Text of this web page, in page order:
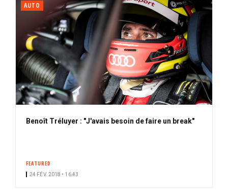
AUTO
Benoît Tréluyer : "J'avais besoin de faire un break"
FEATURED
24 FÉV. 2018 • 16:43